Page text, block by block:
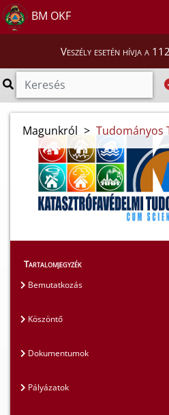
BM OKF
Veszély esetén hívja a
Magunkról > Tudományos
Tartalomjegyzék
Bemutatkozás
Köszöntő
Dokumentumok
Pályázatok